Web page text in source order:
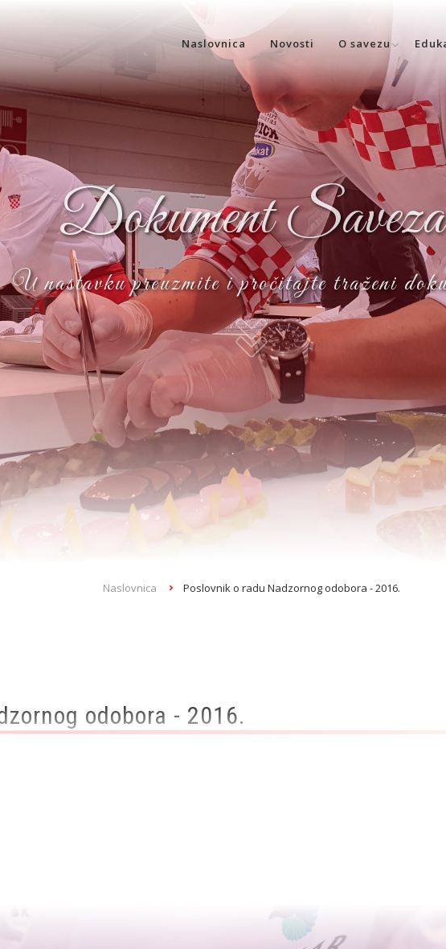
Naslovnica Novosti O savezu
Dokument Saveza
U nastavku preuzmite i pročitajte traženi
Naslovnica Poslovnik o radu Nadzornog odobora - 2016.
odobora - 2016.